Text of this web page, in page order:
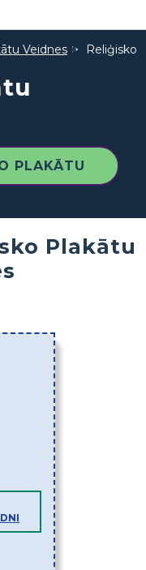
Veidnes Reliģisko
PLAKĀTU
Plakātu